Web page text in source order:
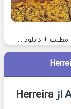
مطلب + دانلود ...
Herreira